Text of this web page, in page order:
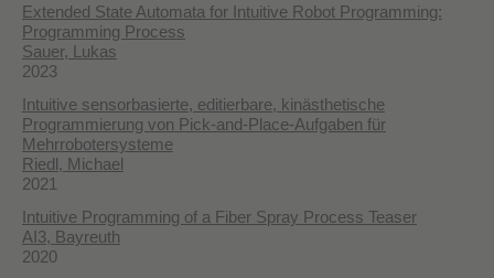
Extended State Automata for Intuitive Robot Programming:
Programming Process
Sauer, Lukas
2023
Intuitive sensorbasierte, editierbare, kinästhetische
Programmierung von Pick-and-Place-Aufgaben für
Mehrrobotersysteme
Riedl, Michael
2021
Intuitive Programming of a Fiber Spray Process Teaser
AI3, Bayreuth
2020